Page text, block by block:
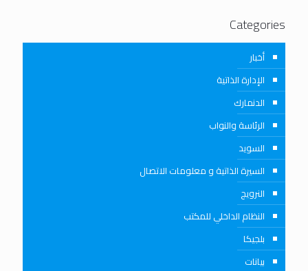
Categories
أخبار
الإدارة الذاتية
الدنمارك
الرئاسة والنواب
السويد
السيرة الذاتية و معلومات الاتصال
النرويج
النظام الداخلي للمكتب
بلجيكا
بيانات